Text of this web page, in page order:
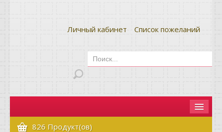
Личный кабинет Список пожеланий
Главная
826 Продукт(ов)